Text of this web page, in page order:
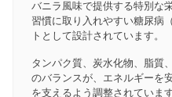
バニラ風味で提供する特別な
習慣に取り入れやすい糖尿病
トとして設計されています。
タンパク質、炭水化物、脂質
のバランスが、エネルギーを
を支えるよう調整されていま